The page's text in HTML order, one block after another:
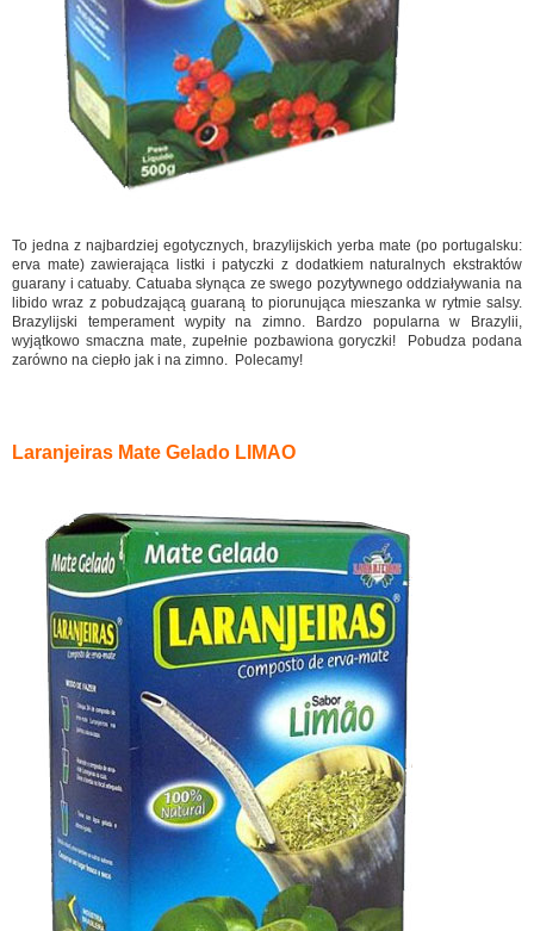
To jedna z najbardziej egotycznych, brazylijskich yerba mate (po portugalsku:
erva mate) zawierająca listki i patyczki z dodatkiem naturalnych ekstraktów
guarany i catuaby. Catuaba słynąca ze swego pozytywnego oddziaływania na
libido wraz z pobudzającą guaraną to piorunująca mieszanka w rytmie salsy.
Brazylijski temperament wypity na zimno. Bardzo popularna w Brazylii,
wyjątkowo smaczna mate, zupełnie pozbawiona goryczki! Pobudza podana
zarówno na ciepło jak i na zimno. Polecamy!
Laranjeiras Mate Gelado LIMAO